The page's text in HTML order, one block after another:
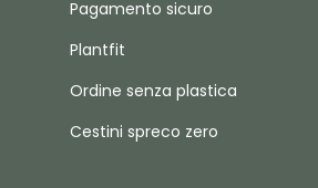
Pagamento sicuro
Plantfit
Ordine senza plastica
Cestini spreco zero